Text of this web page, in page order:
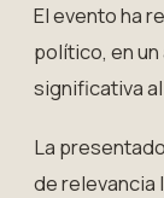
El evento ha
político, en
significativa
La
de relevancia